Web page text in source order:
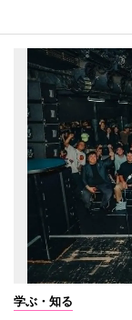
学ぶ・知る